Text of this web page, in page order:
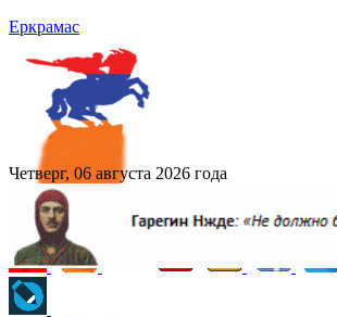
Еркрамас
Четверг, 06 августа 2026 года